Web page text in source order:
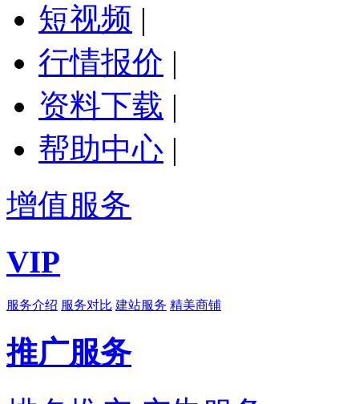
短视频 |
行情报价 |
资料下载 |
帮助中心 |
增值服务
VIP
服务介绍 服务对比 建站服务 精美商铺
推广服务